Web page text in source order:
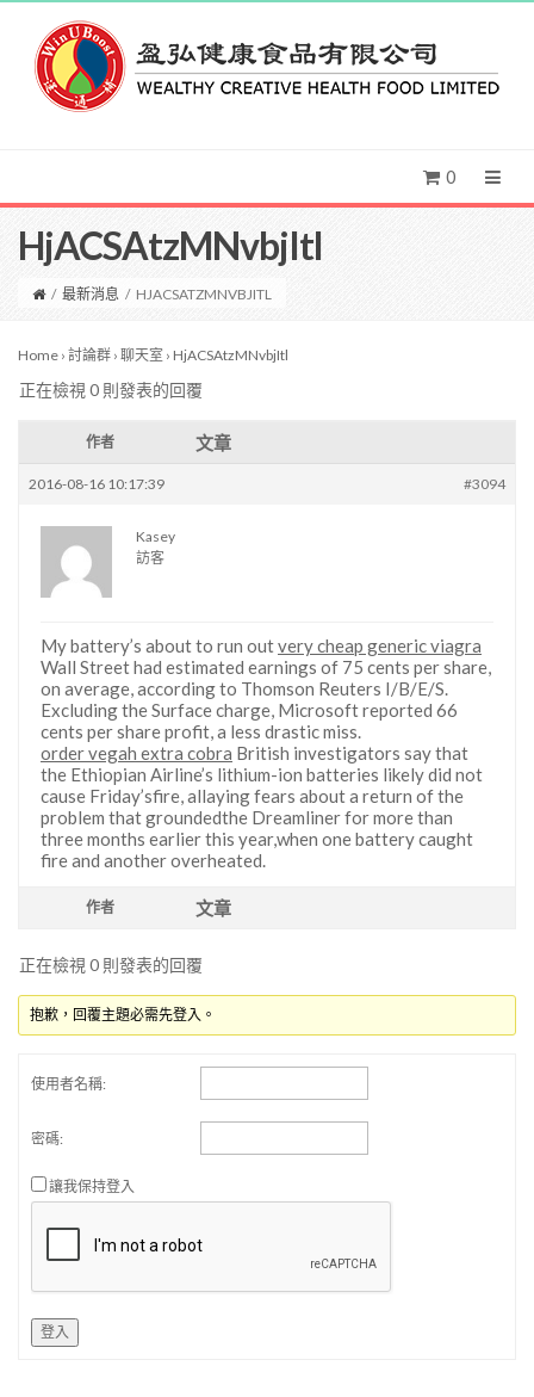
0
HjACSAtzMNvbjItl
/ 最新消息 / HJACSATZMNVBJITL
Home › 討論群 › 聊天室 › HjACSAtzMNvbjItl
正在檢視 0 則發表的回覆
作者 文章
2016-08-16 10:17:39 #3094
Kasey
訪客
My battery’s about to run outvery cheap generic viagra
Wall Street had estimated earnings of 75 cents per share,
on average, according to Thomson Reuters I/B/E/S.
Excluding the Surface charge, Microsoft reported 66
cents per share profit, a less drastic miss.
order vegah extra cobra British investigators say that
the Ethiopian Airline’s lithium-ion batteries likely did not
cause Friday’sfire, allaying fears about a return of the
problem that groundedthe Dreamliner for more than
three months earlier this year,when one battery caught
fire and another overheated.
作者 文章
正在檢視 0 則發表的回覆
抱歉，回覆主題必需先登入。
使用者名稱:
密碼:
讓我保持登入
登入